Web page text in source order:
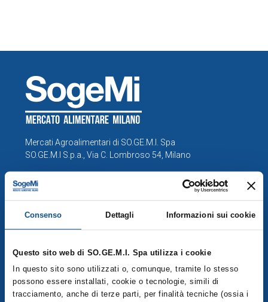
Consenso Dettagli Informazioni sui cookie
Questo sito web di SO.GE.M.I. Spa utilizza i cookie
In questo sito sono utilizzati o, comunque, tramite lo stesso
possono essere installati, cookie o tecnologie, simili di
tracciamento, anche di terze parti, per finalità tecniche (ossia i
Mercati Agroalimentari di SO.GE.M.I. Spa
SO.GE.M.I S.p.a., Via C. Lombroso 54, Milano
P.IVA 03516950155 - © 2025
Esplora la mappa del Comprensorio
Operatori